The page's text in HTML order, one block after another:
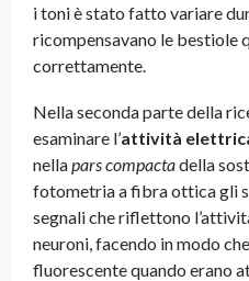
i toni è stato fatto variare
ricompensavano le bestiole
correttamente.
Nella seconda parte della
esaminare l’attività
nellaparscompactadella
fotometria a fibra ottica gli
segnali che riflettono
neuroni, facendo in modo
fluorescente quando erano